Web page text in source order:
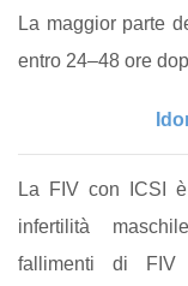
La maggior parte
entro 24–48 ore
La FIV con ICSI
infertilità
fallimenti di FIV